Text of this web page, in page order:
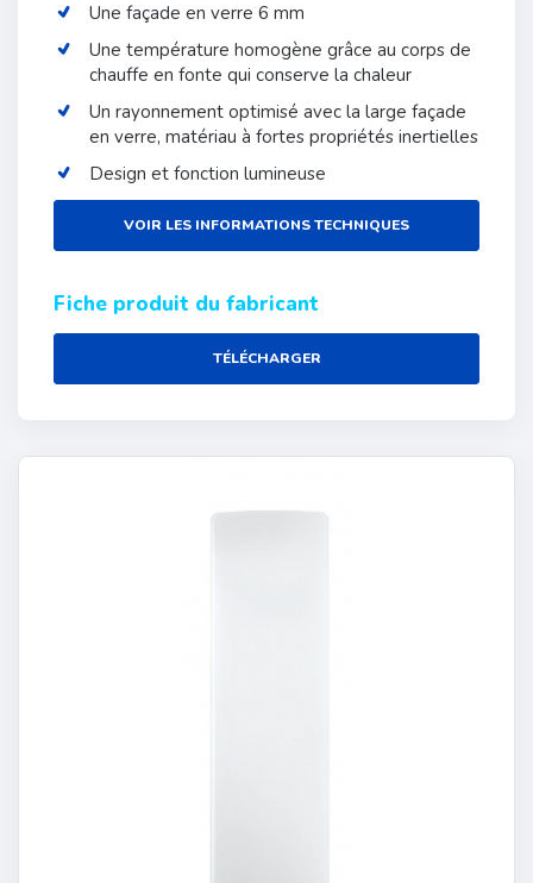
Une façade en verre 6 mm
Une température homogène grâce au corps de
chauffe en fonte qui conserve la chaleur
Un rayonnement optimisé avec la large façade
en verre, matériau à fortes propriétés inertielles
Design et fonction lumineuse
VOIR LES INFORMATIONS TECHNIQUES
Fiche produit du fabricant
TÉLÉCHARGER